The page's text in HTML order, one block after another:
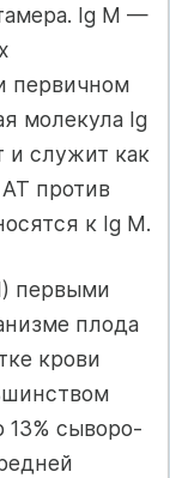
Ig М —
первичном
молекула Ig
и служит как
против
к Ig М.
первыми
плода
крови
13% сыворо-